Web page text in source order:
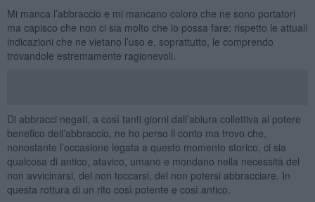
Mi manca l’abbraccio e mi mancano coloro che ne sono portatori
ma capisco che non ci sia molto che io possa fare: rispetto le attuali
indicazioni che ne vietano l’uso e, soprattutto, le comprendo
trovandole estremamente ragionevoli.
Di abbracci negati, a così tanti giorni dall’abiura collettiva al potere
benefico dell’abbraccio, ne ho perso il conto ma trovo che,
nonostante l’occasione legata a questo momento storico, ci sia
qualcosa di antico, atavico, umano e mondano nella necessità del
non avvicinarsi, del non toccarsi, del non potersi abbracciare. In
questa rottura di un rito così potente e così antico.